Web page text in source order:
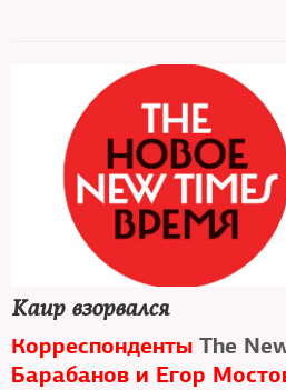
Каир взорвался
Корреспонденты The
Барабанов и Егор